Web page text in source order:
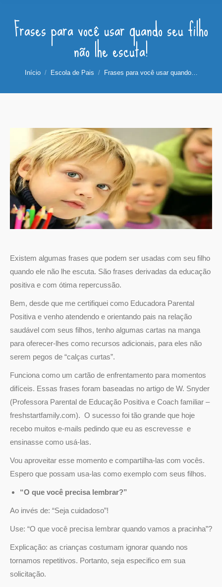
Frases para você usar quando seu filho
não lhe escuta!
Você está aqui:
Início Escola de Pais Frases para você usar quando…
Existem algumas frases que podem ser usadas com seu filho
quando ele não lhe escuta. São frases derivadas da educação
positiva e com ótima repercussão.
Bem, desde que me certifiquei como Educadora Parental
Positiva e venho atendendo e orientando pais na relação
saudável com seus filhos, tenho algumas cartas na manga
para oferecer-lhes como recursos adicionais, para eles não
serem pegos de “calças curtas”.
Funciona como um cartão de enfrentamento para momentos
difíceis. Essas frases foram baseadas no artigo de W. Snyder
(Professora Parental de Educação Positiva e Coach familiar –
freshstartfamily.com). O sucesso foi tão grande que hoje
recebo muitos e-mails pedindo que eu as escrevesse e
ensinasse como usá-las.
Vou aproveitar esse momento e compartilha-las com vocês.
Espero que possam usa-las como exemplo com seus filhos.
“O que você precisa lembrar?”
Ao invés de: “Seja cuidadoso”!
Use: “O que você precisa lembrar quando vamos a pracinha”?
Explicação: as crianças costumam ignorar quando nos
tornamos repetitivos. Portanto, seja especifico em sua
solicitação.